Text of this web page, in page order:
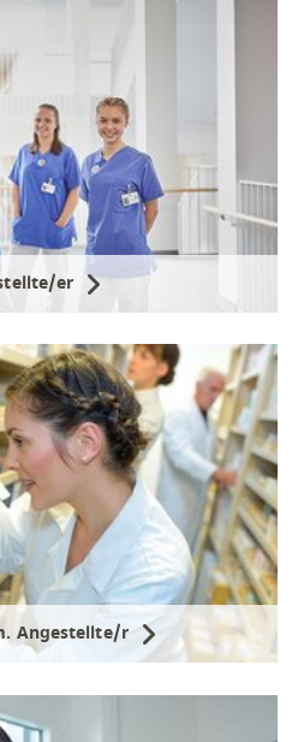
er
Angestellte/r